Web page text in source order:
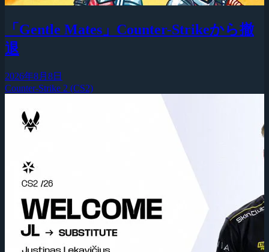
「Gentle Mates」Counter-Strikeから撤
退
2026年8月8日
Counter-Strike 2 (CS2)